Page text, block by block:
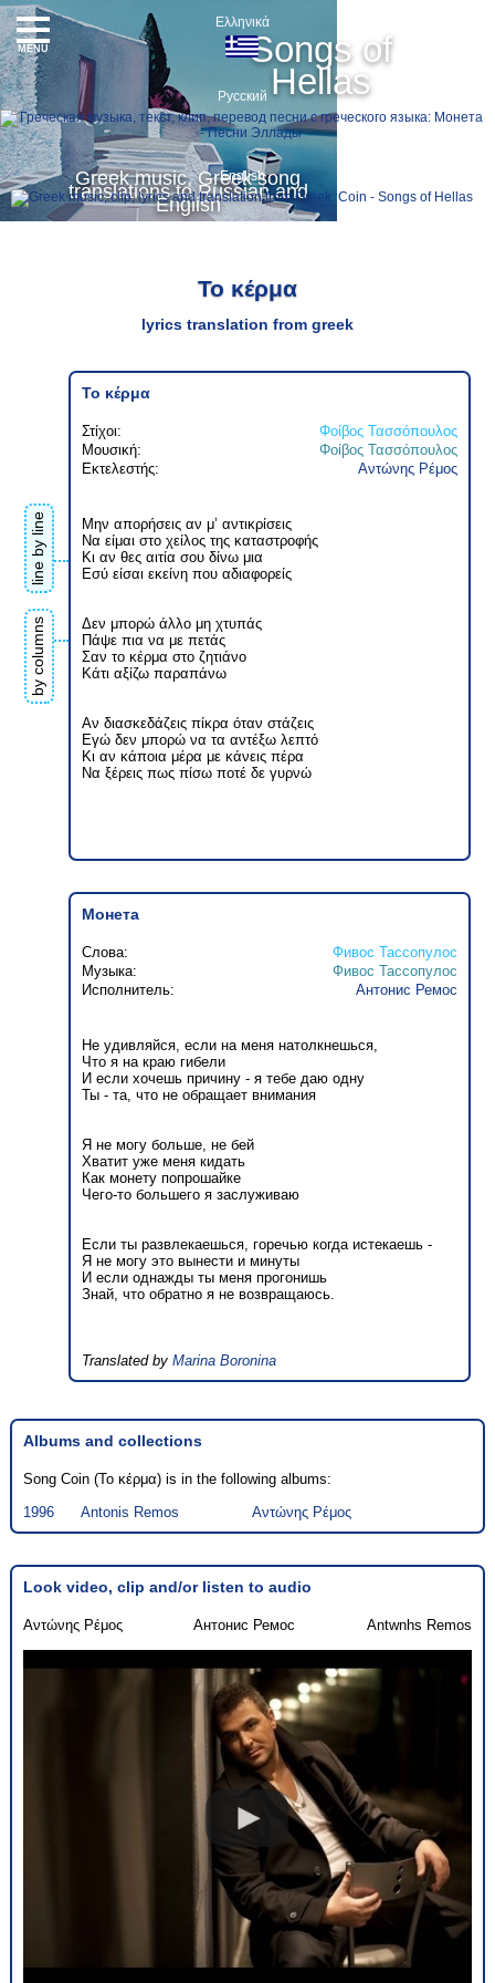
Songs of
Hellas
Greek music, Greek song
translations to Russian and
English
Ελληνικά
Русский
English
MENU
Το κέρμα
lyrics translation from greek
line by line
by columns
Το κέρμα
Στίχοι:
Φοίβος Τασσόπουλος
Μουσική:
Φοίβος Τασσόπουλος
Εκτελεστής:
Αντώνης Ρέμος
Μην απορήσεις αν μ’ αντικρίσεις
Να είμαι στο χείλος της καταστροφής
Κι αν θες αιτία σου δίνω μια
Εσύ είσαι εκείνη που αδιαφορείς
Δεν μπορώ άλλο μη χτυπάς
Πάψε πια να με πετάς
Σαν το κέρμα στο ζητιάνο
Κάτι αξίζω παραπάνω
Αν διασκεδάζεις πίκρα όταν στάζεις
Εγώ δεν μπορώ να τα αντέξω λεπτό
Κι αν κάποια μέρα με κάνεις πέρα
Να ξέρεις πως πίσω ποτέ δε γυρνώ
Монета
Слова:
Фивос Тассопулос
Музыка:
Фивос Тассопулос
Исполнитель:
Антонис Ремос
Не удивляйся, если на меня натолкнешься,
Что я на краю гибели
И если хочешь причину - я тебе даю одну
Ты - та, что не обращает внимания
Я не могу больше, не бей
Хватит уже меня кидать
Как монету попрошайке
Чего-то большего я заслуживаю
Если ты развлекаешься, горечью когда истекаешь -
Я не могу это вынести и минуты
И если однажды ты меня прогонишь
Знай, что обратно я не возвращаюсь.
Translated byMarina Boronina
Albums and collections
Song Coin (Το κέρμα) is in the following albums:
1996
Antonis Remos Αντώνης Ρέμος
Look video, clip and/or listen to audio
Αντώνης Ρέμος Антонис Ремос Antwnhs Remos